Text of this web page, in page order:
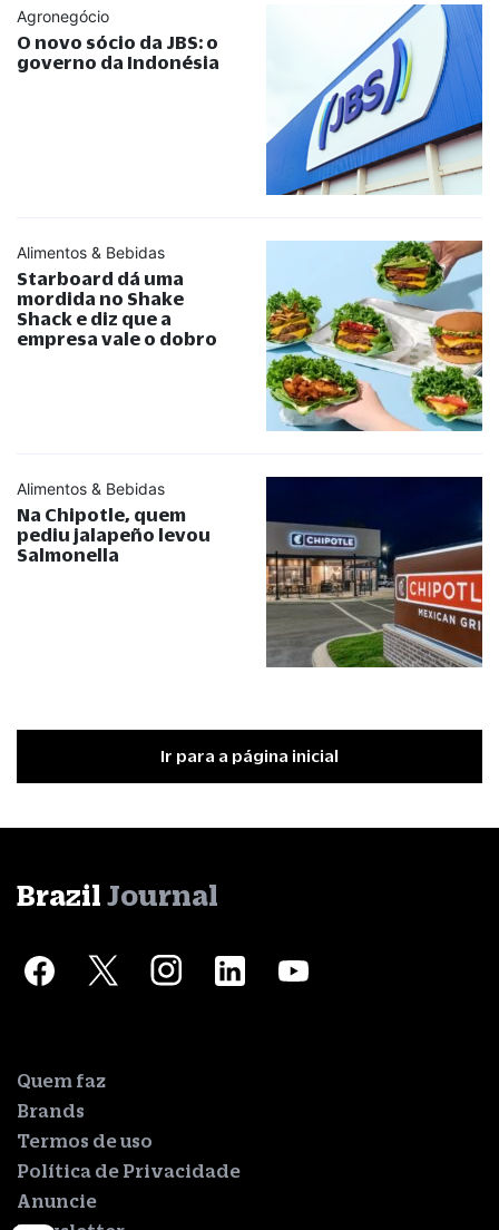
Agronegócio
O novo sócio da JBS: o
governo da Indonésia
Alimentos & Bebidas
Starboard dá uma
mordida no Shake
Shack e diz que a
empresa vale o dobro
Alimentos & Bebidas
Na Chipotle, quem
pediu jalapeño levou
Salmonella
Ir para a página inicial
Brazil Journal
Quem faz
Brands
Termos de uso
Política de Privacidade
Anuncie